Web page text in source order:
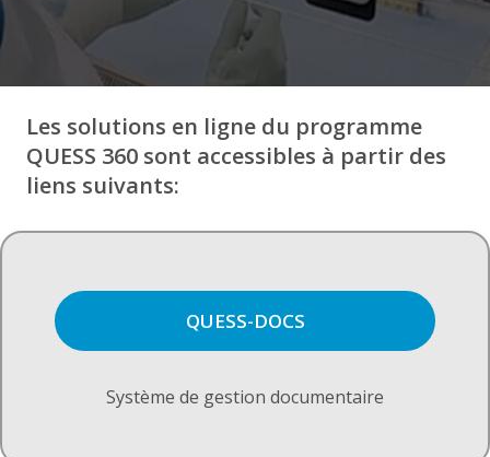
Les solutions en ligne du programme
QUESS 360 sont accessibles à partir des
liens suivants:
QUESS-DOCS
Système de gestion documentaire